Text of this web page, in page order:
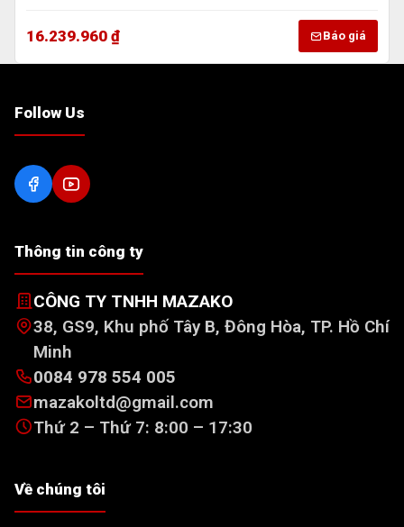
16.239.960 ₫ Báo giá
Follow Us
Thông tin công ty
CÔNG TY TNHH MAZAKO
38, GS9, Khu phố Tây B, Đông Hòa, TP. Hồ Chí
Minh
0084 978 554 005
mazakoltd@gmail.com
Thứ 2 – Thứ 7: 8:00 – 17:30
Về chúng tôi